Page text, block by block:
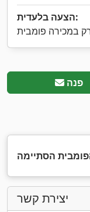
הצעה בלעדית:
רק במכירה פומבית
פנה
הסתיימה
יצירת קשר